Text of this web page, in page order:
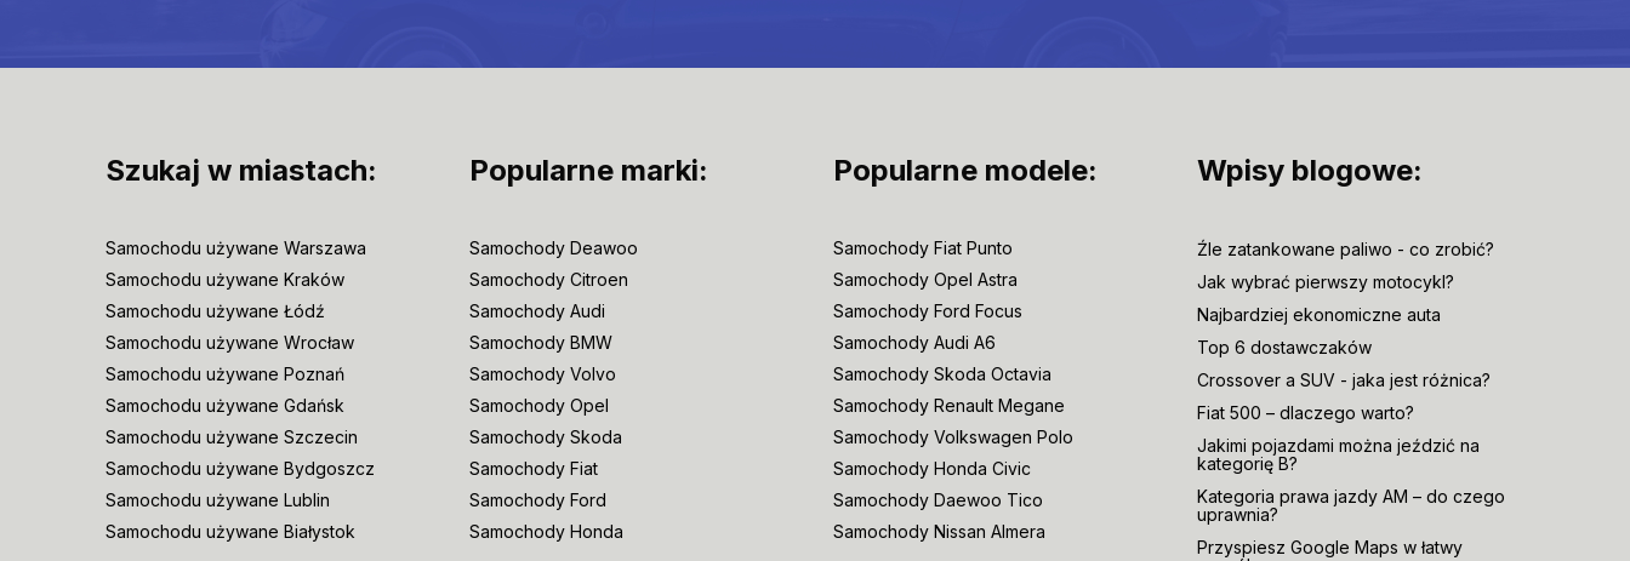
Szukaj w miastach:
Samochodu używane Warszawa
Samochodu używane Kraków
Samochodu używane Łódź
Samochodu używane Wrocław
Samochodu używane Poznań
Samochodu używane Gdańsk
Samochodu używane Szczecin
Samochodu używane Bydgoszcz
Samochodu używane Lublin
Samochodu używane Białystok
Popularne marki:
Samochody Deawoo
Samochody Citroen
Samochody Audi
Samochody BMW
Samochody Volvo
Samochody Opel
Samochody Skoda
Samochody Fiat
Samochody Ford
Samochody Honda
Popularne modele:
Samochody Fiat Punto
Samochody Opel Astra
Samochody Ford Focus
Samochody Audi A6
Samochody Skoda Octavia
Samochody Renault Megane
Samochody Volkswagen Polo
Samochody Honda Civic
Samochody Daewoo Tico
Samochody Nissan Almera
Wpisy blogowe:
Źle zatankowane paliwo - co zrobić?
Jak wybrać pierwszy motocykl?
Najbardziej ekonomiczne auta
Top 6 dostawczaków
Crossover a SUV - jaka jest różnica?
Fiat 500 – dlaczego warto?
Jakimi pojazdami można jeździć na
kategorię B?
Kategoria prawa jazdy AM – do czego
uprawnia?
Przyspiesz Google Maps w łatwy